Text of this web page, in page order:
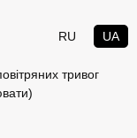
RU UA
тривог